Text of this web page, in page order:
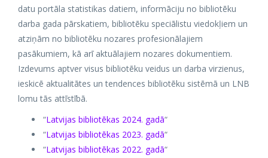
datu portāla statistikas datiem, informāciju no bibliotēku
darba gada pārskatiem, bibliotēku speciālistu viedokļiem un
atziņām no bibliotēku nozares profesionālajiem
pasākumiem, kā arī aktuālajiem nozares dokumentiem.
Izdevums aptver visus bibliotēku veidus un darba virzienus,
ieskicē aktualitātes un tendences bibliotēku sistēmā un LNB
lomu tās attīstībā.
“Latvijas bibliotēkas 2024. gadā“
“Latvijas bibliotēkas 2023. gadā“
“Latvijas bibliotēkas 2022. gadā“